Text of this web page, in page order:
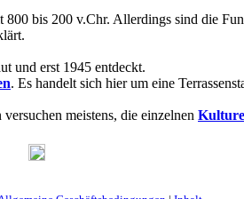
bis 200 v.Chr. Allerdings sind die
und erst 1945 entdeckt.
. Es handelt sich hier um eine
meistens, die einzelnen